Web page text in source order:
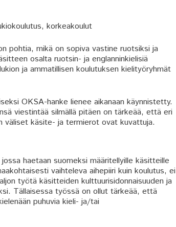
korkeakoulut
pohtia, mikä on sopiva vastine ruotsiksi ja
osalta ruotsin- ja englanninkielisiä
ja ammatillisen koulutuksen kielityöryhmät
OKSA-hanke lienee aikanaan käynnistetty.
viestintää silmällä pitäen on tärkeää, että eri
käsite- ja termierot ovat kuvattuja.
haetaan suomeksi määritellyille käsitteille
vaihteleva aihepiiri kuin koulutus, ei
työtä käsitteiden kulttuurisidonnaisuuden ja
Tällaisessa työssä on ollut tärkeää, että
puhuvia kieli- ja/tai